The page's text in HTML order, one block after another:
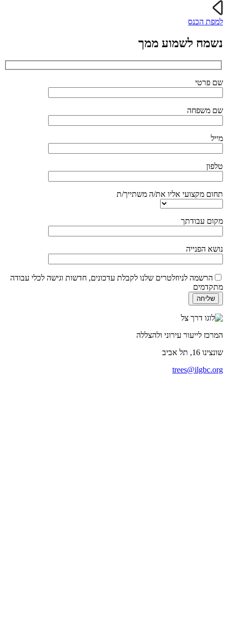
למפת הכנס
נשמח לשמוע ממך
שם פרטי
שם משפחה
מייל
טלפון
תחום מקצועי אליו את/ה משתייך/ת
מקום עבודתך
נושא הפנייה
הרשמה לניוזלטרים שלנו לקבלת עדכונים, חדשות וגישה לכלי עבודה
מתקדמים
המרכז לייעור עירוני ולהצללה
שונצינו 16, תל אביב
trees@ilgbc.org